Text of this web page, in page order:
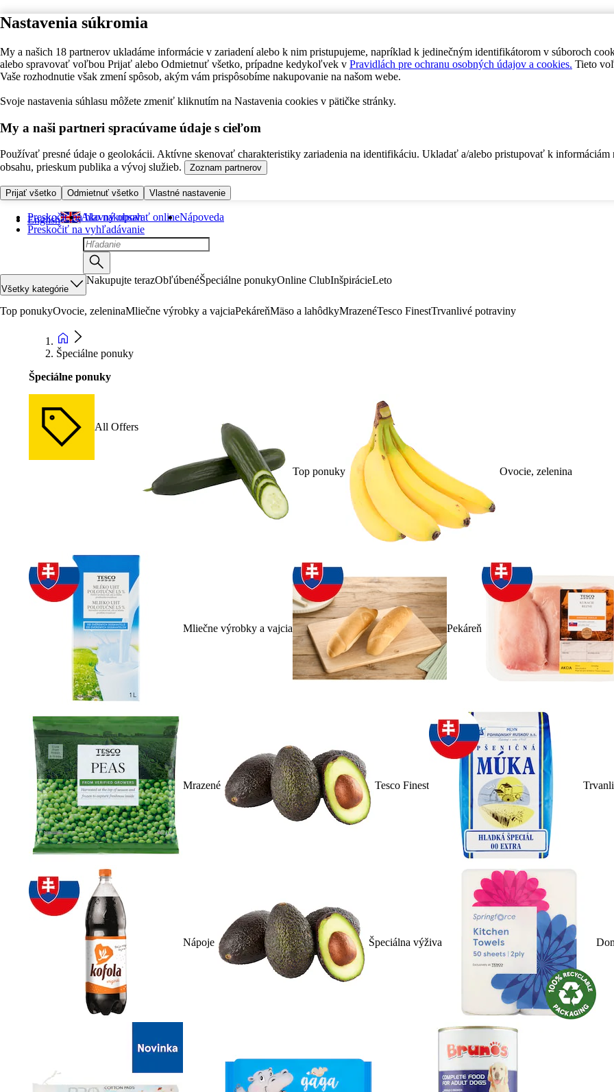
Nastavenia súkromia
My a našich 18 partnerov ukladáme informácie v zariadení alebo k nim pristupujeme, napríklad k jedinečným identifikátorom v súboroch
alebo spravovať voľbou Prijať alebo Odmietnuť všetko, prípadne kedykoľvek v Pravidlách pre ochranu osobných údajov a cookies. Tieto
Vaše rozhodnutie však zmení spôsob, akým vám prispôsobíme nakupovanie na našom webe.
Svoje nastavenia súhlasu môžete zmeniť kliknutím na Nastavenia cookies v pätičke stránky.
My a naši partneri spracúvame údaje s cieľom
Používať presné údaje o geolokácii. Aktívne skenovať charakteristiky zariadenia na identifikáciu. Ukladať a/alebo pristupovať k informáciám
obsahu, prieskum publika a vývoj služieb.
Zoznam partnerov
Prijať všetko Odmietnuť všetko Vlastné nastavenie
Preskočiť na hlavný obsah
Preskočiť na vyhľadávanie
English Ako nakupovať onlineNápoveda
Všetky kategórie
Nakupujte terazObľúbenéŠpeciálne ponukyOnline ClubInšpirácieLeto
Top ponukyOvocie, zeleninaMliečne výrobky a vajciaPekáreňMäso a lahôdkyMrazenéTesco FinestTrvanlivé potraviny
Špeciálne ponuky
Špeciálne ponuky
All Offers
Top ponuky Ovocie, zelenina
Mliečne výrobky a vajcia Pekáreň
Mrazené Tesco Finest
Nápoje Špeciálna výživa